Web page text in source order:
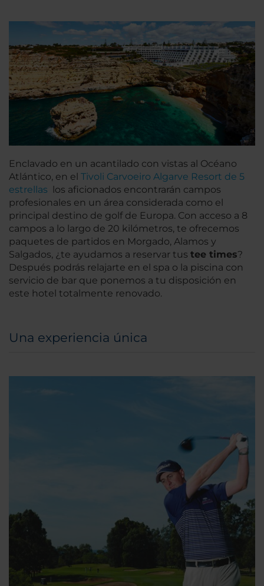
Enclavado en un acantilado con vistas al Océano
Atlántico, en el Tivoli Carvoeiro Algarve Resort de 5
estrellas los aficionados encontrarán campos
profesionales en un área considerada como el
principal destino de golf de Europa. Con acceso a 8
campos a lo largo de 20 kilómetros, te ofrecemos
paquetes de partidos en Morgado, Alamos y
Salgados, ¿te ayudamos a reservar tus tee times?
Después podrás relajarte en el spa o la piscina con
servicio de bar que ponemos a tu disposición en
este hotel totalmente renovado.
Una experiencia única